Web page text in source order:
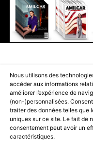
Nous utilisons des
accéder aux informations
améliorer l’expérience de
(non-)personnalisées.
traiter des données telles que
uniques sur ce site. Le fait de
consentement peut avoir un
caractéristiques.
PART OF THEAMILCAR
ACCUEIL BEST
SHOPPING &